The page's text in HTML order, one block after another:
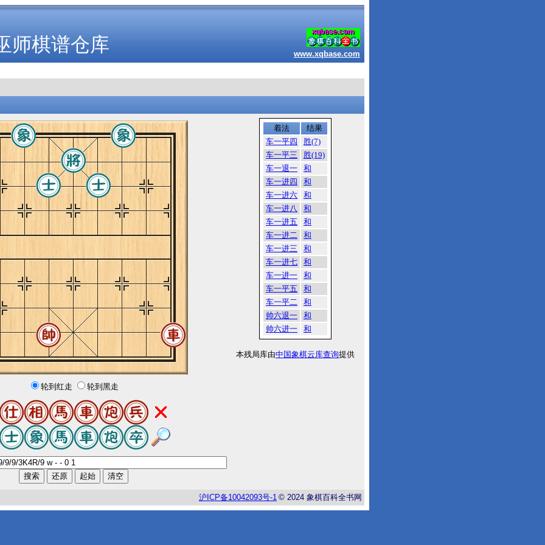
师棋谱仓库 www.xqbase.com
轮到红走 轮到黑走
着法
结果
车一平四
胜(7)
车一平三
胜(19)
车一退一
和
车一进四
和
车一进六
和
车一进八
和
车一进五
和
车一进二
和
车一进三
和
车一进七
和
车一进一
和
车一平五
和
车一平二
和
帅六退一
和
帅六进一
和
本残局库由中国象棋云库查询提供
沪 ICP备10042093号-1 © 2024 象棋百科全书网